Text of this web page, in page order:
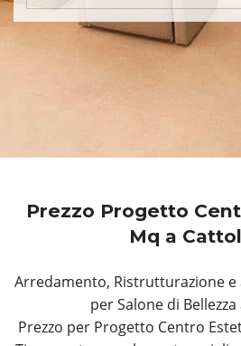
Prezzo Progetto
Mq a
Arredamento, Ristrutturazione
per Salone di
Prezzo per Progetto Centro